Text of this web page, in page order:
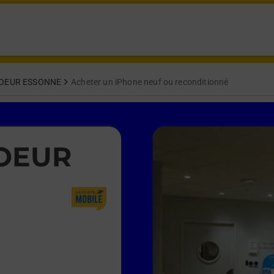
ESSONNE Acheter un iPhone neuf ou reconditionné